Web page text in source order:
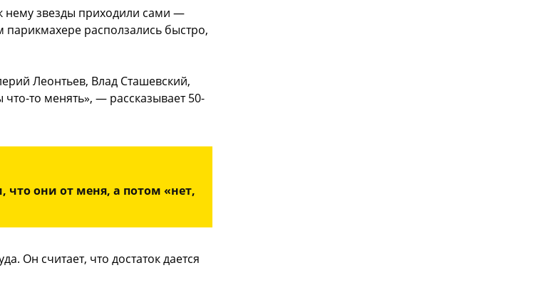
нему звезды приходили сами —
парикмахере расползались быстро,
Леонтьев, Влад Сташевский,
то менять», — рассказывает 50-
что они от меня, а потом «нет,
Он считает, что достаток дается